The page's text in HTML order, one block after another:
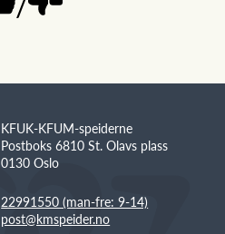
KFUK-KFUM-speiderne
Postboks 6810 St. Olavs plass
0130 Oslo
22991550 (man-fre: 9-14)
post@kmspeider.no